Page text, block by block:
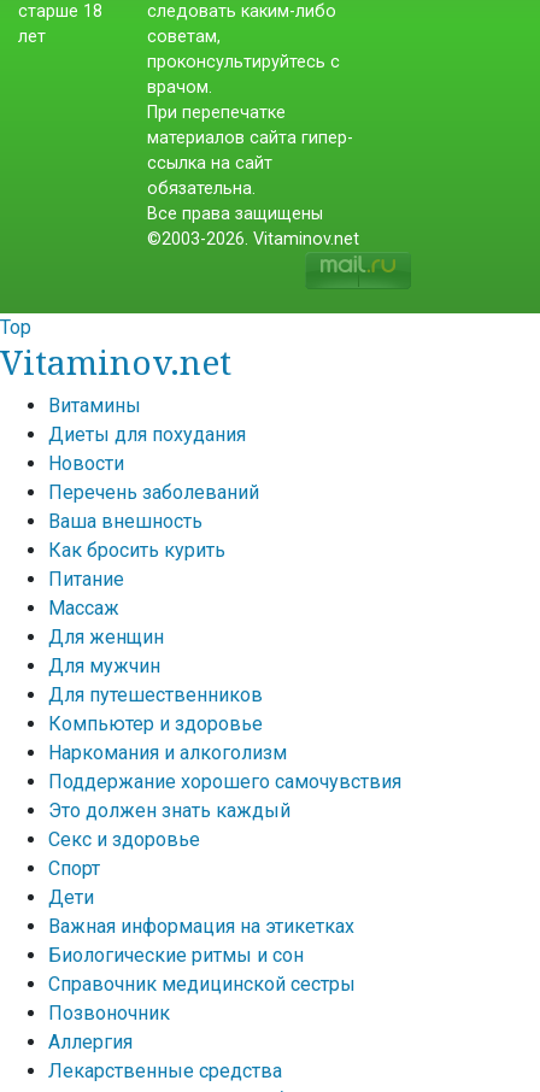
следовать каким-либо
советам,
проконсультируйтесь с
врачом.
При перепечатке
материалов сайта гипер-
ссылка на сайт
обязательна.
Все права защищены
©2003-2026. Vitaminov.net
Top
Vitaminov.net
Витамины
Диеты для похудания
Новости
Перечень заболеваний
Ваша внешность
Как бросить курить
Питание
Массаж
Для женщин
Для мужчин
Для путешественников
Компьютер и здоровье
Наркомания и алкоголизм
Поддержание хорошего самочувствия
Это должен знать каждый
Секс и здоровье
Спорт
Дети
Важная информация на этикетках
Биологические ритмы и сон
Справочник медицинской сестры
Позвоночник
Аллергия
Лекарственные средства